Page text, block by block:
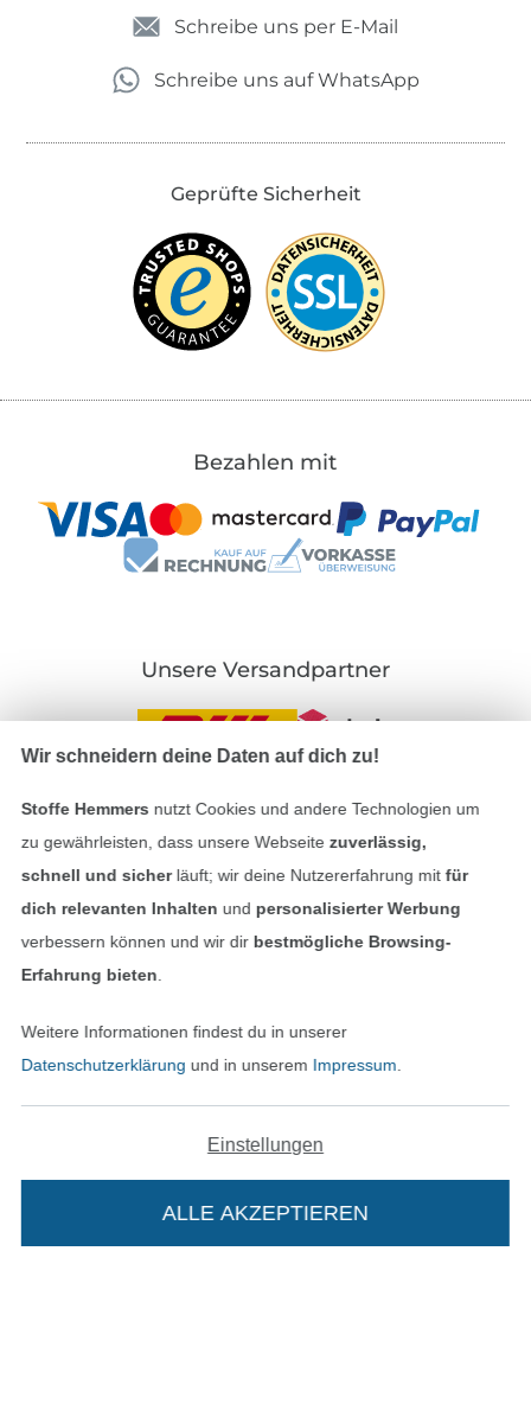
Schreibe uns per E-Mail
Schreibe uns auf WhatsApp
Geprüfte Sicherheit
Bezahlen mit
Unsere Versandpartner
Impressum
AGB
Kontakt
Bestellung widerrufen
In den deutschen Shop wechseln (aktuell
Wir schneidern deine Daten auf dich zu!
Stoffe Hemmers nutzt Cookies und andere Technologien um
zu gewährleisten, dass unsere Webseite zuverlässig,
schnell und sicherläuft; wir deine Nutzererfahrung mitfür
dich relevanten Inhalten und personalisierter Werbung
verbessern können und wir dir bestmögliche Browsing-
Erfahrung bieten
Weitere Informationen findest du in unserer
Datenschutzerklärung und in unserem Impressum
Einstellungen
ALLE AKZEPTIEREN